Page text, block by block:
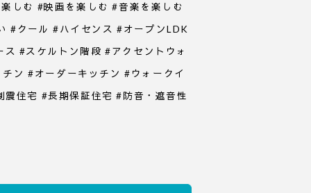
しむ #映画を楽しむ #音楽を楽しむ
#クール #ハイセンス #オープンLDK
#スケルトン階段 #アクセントウォ
ン #オーダーキッチン #ウォークイ
住宅 #長期保証住宅 #防音・遮音性